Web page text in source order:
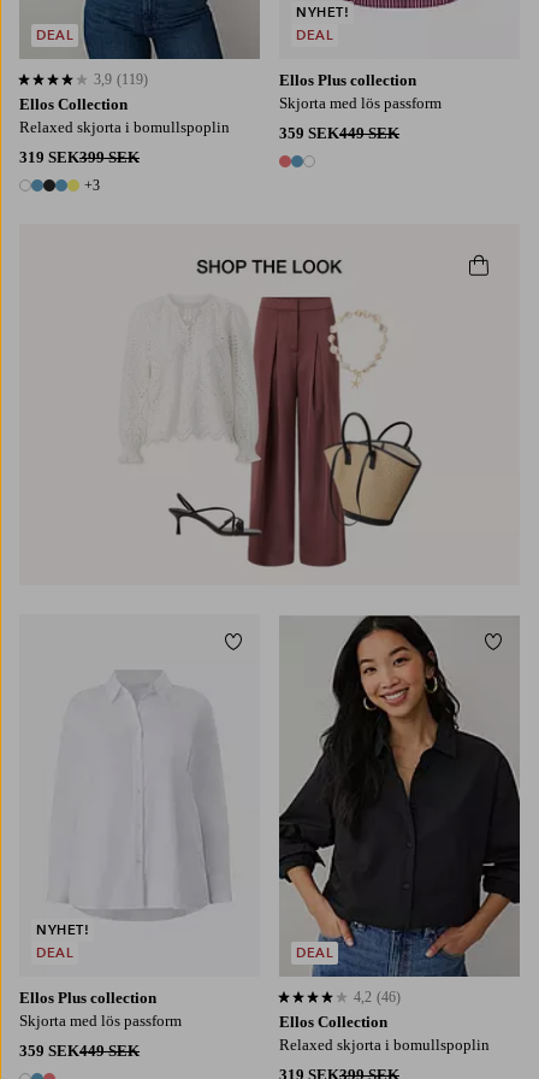
Ellos Collection
Relaxed skjorta i bomullspoplin
319 SEK399 SEK
8 färger
+3
3,9 baserat på 119 st betyg
3,9 (119)
DEAL
Ellos Plus collection
Skjorta med lös passform
359 SEK449 SEK
3 färger
NYHET!
DEAL
Ellos Plus collection
Skjorta med lös passform
359 SEK449 SEK
NYHET!
DEAL
Lägg till i favoriter
4XL
Ellos Collection
Relaxed skjorta i bomullspoplin
319 SEK399 SEK
4,2 baserat på 46 st betyg
4,2 (46)
DEAL
XL